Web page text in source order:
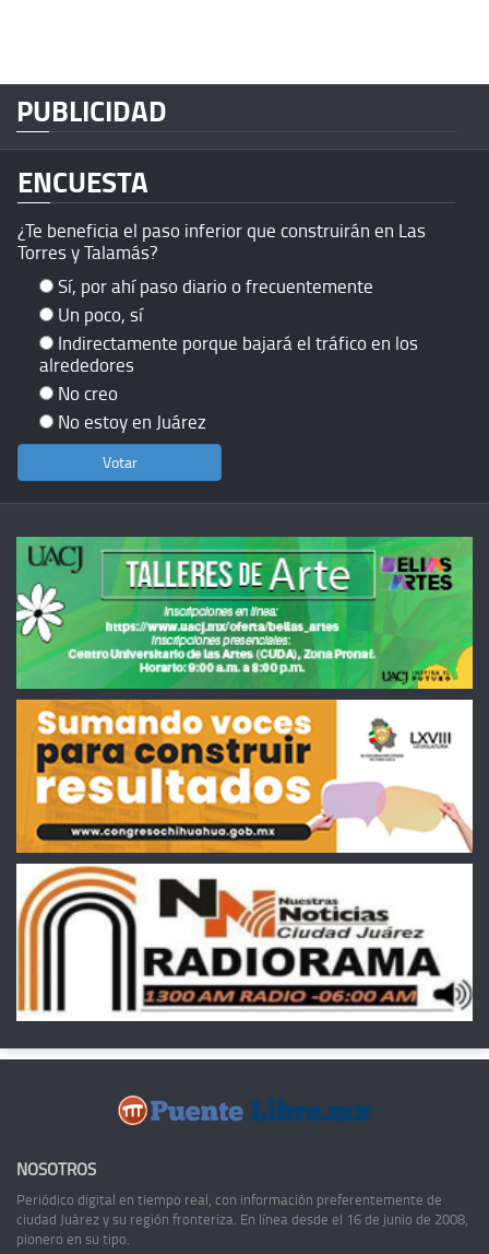
PUBLICIDAD
ENCUESTA
¿Te beneficia el paso inferior que construirán en Las
Torres y Talamás?
Sí, por ahí paso diario o frecuentemente
Un poco, sí
Indirectamente porque bajará el tráfico en los
alrededores
No creo
No estoy en Juárez
NOSOTROS
Periódico digital en tiempo real, con información preferentemente de
ciudad Juárez y su región fronteriza. En línea desde el 16 de junio de 2008,
pionero en su tipo.